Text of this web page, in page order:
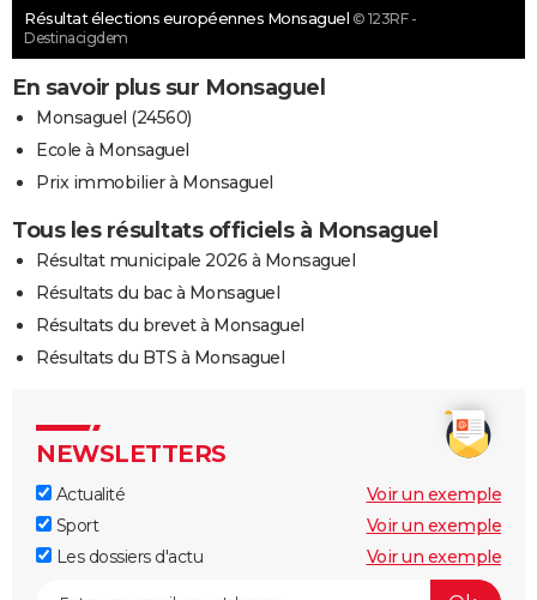
Résultat élections européennes Monsaguel © 123RF -
Destinacigdem
En savoir plus sur Monsaguel
Monsaguel (24560)
Ecole à Monsaguel
Prix immobilier à Monsaguel
Tous les résultats officiels à Monsaguel
Résultat municipale 2026 à Monsaguel
Résultats du bac à Monsaguel
Résultats du brevet à Monsaguel
Résultats du BTS à Monsaguel
NEWSLETTERS
Actualité
Voir un exemple
Sport
Voir un exemple
Les dossiers d'actu
Voir un exemple